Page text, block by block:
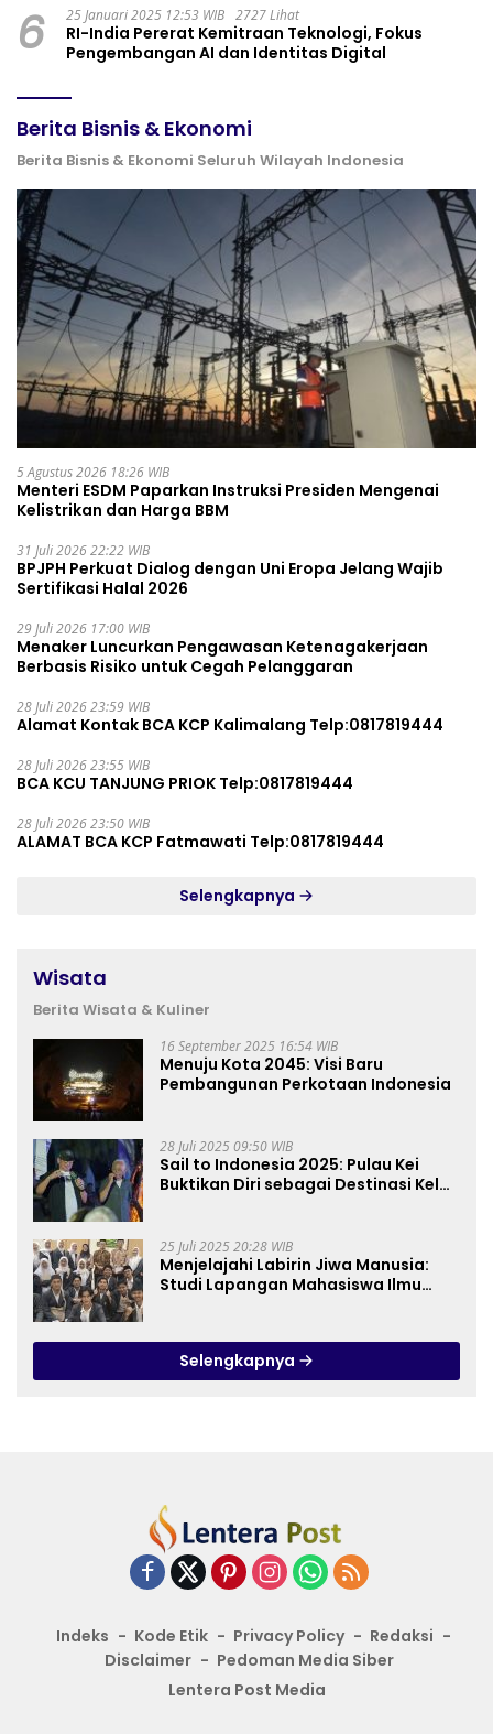
6 25 Januari 2025 12:53 WIB 2727 Lihat
RI-India Pererat Kemitraan Teknologi, Fokus
Pengembangan AI dan Identitas Digital
Berita Bisnis & Ekonomi
Berita Bisnis & Ekonomi Seluruh Wilayah Indonesia
5 Agustus 2026 18:26 WIB
Menteri ESDM Paparkan Instruksi Presiden Mengenai
Kelistrikan dan Harga BBM
31 Juli 2026 22:22 WIB
BPJPH Perkuat Dialog dengan Uni Eropa Jelang Wajib
Sertifikasi Halal 2026
29 Juli 2026 17:00 WIB
Menaker Luncurkan Pengawasan Ketenagakerjaan
Berbasis Risiko untuk Cegah Pelanggaran
28 Juli 2026 23:59 WIB
Alamat Kontak BCA KCP Kalimalang Telp:0817819444
28 Juli 2026 23:55 WIB
BCA KCU TANJUNG PRIOK Telp:0817819444
28 Juli 2026 23:50 WIB
ALAMAT BCA KCP Fatmawati Telp:0817819444
Selengkapnya
Wisata
Berita Wisata & Kuliner
16 September 2025 16:54 WIB
Menuju Kota 2045: Visi Baru
Pembangunan Perkotaan Indonesia
28 Juli 2025 09:50 WIB
Sail to Indonesia 2025: Pulau Kei
Buktikan Diri sebagai Destinasi Kelas
25 Juli 2025 20:28 WIB
Menjelajahi Labirin Jiwa Manusia:
Studi Lapangan Mahasiswa Ilmu
Selengkapnya
Indeks Kode Etik Privacy Policy
Redaksi
Disclaimer
Pedoman Media Siber
Lentera Post Media